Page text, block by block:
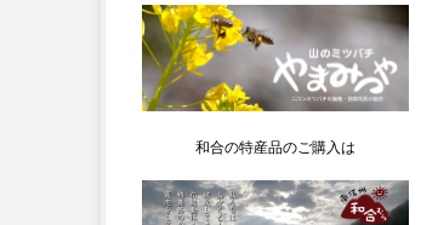
和合の特産品のご購入は